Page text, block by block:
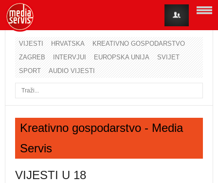
VIJESTI HRVATSKA
KREATIVNO GOSPODARSTVO
ZAGREB
INTERVJUI EUROPSKA UNIJA
SVIJET
SPORT
AUDIO VIJESTI
Kreativno gospodarstvo - Media
Servis
VIJESTI U 18
Korisničko ime
Lozinka